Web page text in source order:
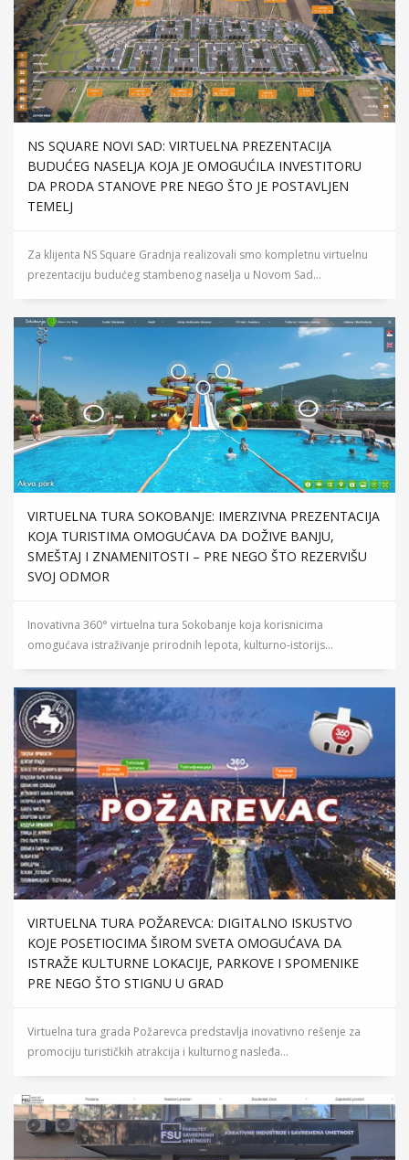
NS SQUARE NOVI SAD: VIRTUELNA PREZENTACIJA
BUDUĆEG NASELJA KOJA JE OMOGUĆILA INVESTITORU
DA PRODA STANOVE PRE NEGO ŠTO JE POSTAVLJEN
TEMELJ
Za klijenta NS Square Gradnja realizovali smo kompletnu virtuelnu
prezentaciju budućeg stambenog naselja u Novom Sad...
VIRTUELNA TURA SOKOBANJE: IMERZIVNA PREZENTACIJA
KOJA TURISTIMA OMOGUĆAVA DA DOŽIVE BANJU,
SMEŠTAJ I ZNAMENITOSTI – PRE NEGO ŠTO REZERVIŠU
SVOJ ODMOR
Inovativna 360° virtuelna tura Sokobanje koja korisnicima
omogućava istraživanje prirodnih lepota, kulturno-istorijs...
VIRTUELNA TURA POŽAREVCA: DIGITALNO ISKUSTVO
KOJE POSETIOCIMA ŠIROM SVETA OMOGUĆAVA DA
ISTRAŽE KULTURNE LOKACIJE, PARKOVE I SPOMENIKE
PRE NEGO ŠTO STIGNU U GRAD
Virtuelna tura grada Požarevca predstavlja inovativno rešenje za
promociju turističkih atrakcija i kulturnog nasleđa...